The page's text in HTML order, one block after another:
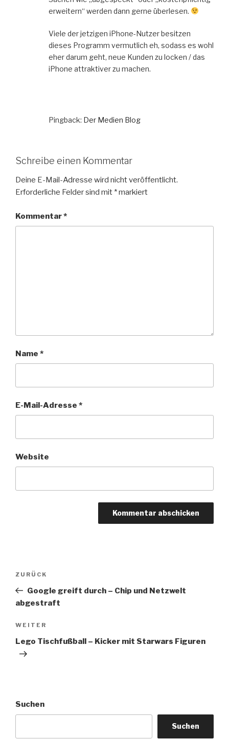
erweitern“ werden dann gerne überlesen.
Viele der jetzigen iPhone-Nutzer besitzen
dieses Programm vermutlich eh, sodass es wohl
eher darum geht, neue Kunden zu locken / das
iPhone attraktiver zu machen.
Pingback: Der Medien Blog
Schreibe einen Kommentar
Deine E-Mail-Adresse wird nicht veröffentlicht.
Erforderliche Felder sind mit *markiert
Kommentar*
Name *
E-Mail-Adresse *
Website
Beitragsnavigation
Vorheriger
Beitrag
ZURÜCK
Google greift durch – Chip und Netzwelt
abgestraft
Nächster
Beitrag
WEITER
Lego Tischfußball – Kicker mit Starwars Figuren
Suchen
Suchen